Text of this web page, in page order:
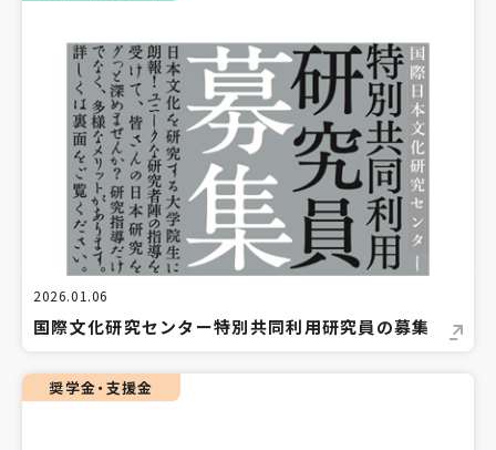
2026.01.06
国際文化研究センター特別共同利用研究員の募集
奨学金・支援金